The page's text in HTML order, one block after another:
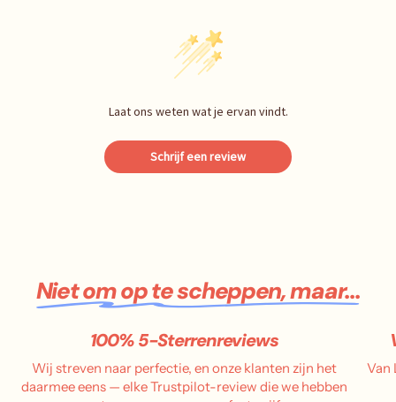
Laat ons weten wat je ervan vindt.
Schrijf een review
Niet om op te scheppen, maar...
100% 5-Sterrenreviews
Wij streven naar perfectie, en onze klanten zijn het
daarmee eens — elke Trustpilot-review die we hebben
Van